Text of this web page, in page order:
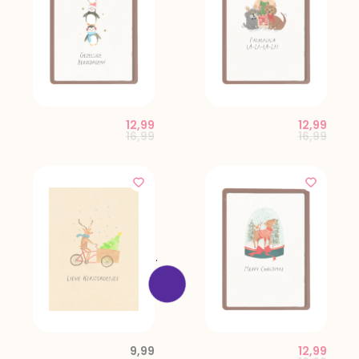
Price reduced from
16,99to
12,99
Price
16,99to
12,99
9,99 12,99